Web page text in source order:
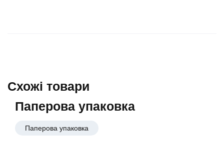
Схожі товари
Паперова упаковка
Паперова упаковка